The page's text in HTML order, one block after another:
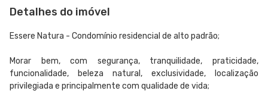
Detalhes do imóvel
Essere Natura - Condomínio residencial de alto padrão;
Morar bem, com segurança, tranquilidade, praticidade,
funcionalidade, beleza natural, exclusividade, localização
privilegiada e principalmente com qualidade de vida;